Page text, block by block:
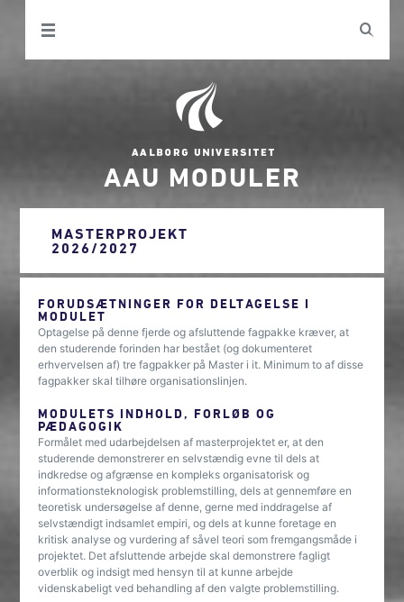
AAU MODULER
MASTERPROJEKT
2026/2027
FORUDSÆTNINGER FOR DELTAGELSE I
MODULET
Optagelse på denne fjerde og afsluttende fagpakke kræver, at
den studerende forinden har bestået (og dokumenteret
erhvervelsen af) tre fagpakker på Master i it. Minimum to af disse
fagpakker skal tilhøre organisationslinjen.
MODULETS INDHOLD, FORLØB OG
PÆDAGOGIK
Formålet med udarbejdelsen af masterprojektet er, at den
studerende demonstrerer en selvstændig evne til dels at
indkredse og afgrænse en kompleks organisatorisk og
informationsteknologisk problemstilling, dels at gennemføre en
teoretisk undersøgelse af denne, gerne med inddragelse af
selvstændigt indsamlet empiri, og dels at kunne foretage en
kritisk analyse og vurdering af såvel teori som fremgangsmåde i
projektet. Det afsluttende arbejde skal demonstrere fagligt
overblik og indsigt med hensyn til at kunne arbejde
videnskabeligt ved behandling af den valgte problemstilling.